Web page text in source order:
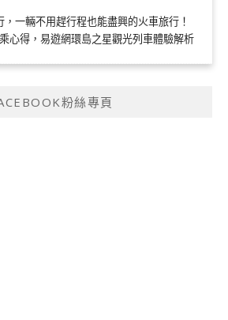
一輛不用趕行程也能盡興的火車旅行！
心得，易遊網環島之星觀光列車體驗解析
粉絲專頁